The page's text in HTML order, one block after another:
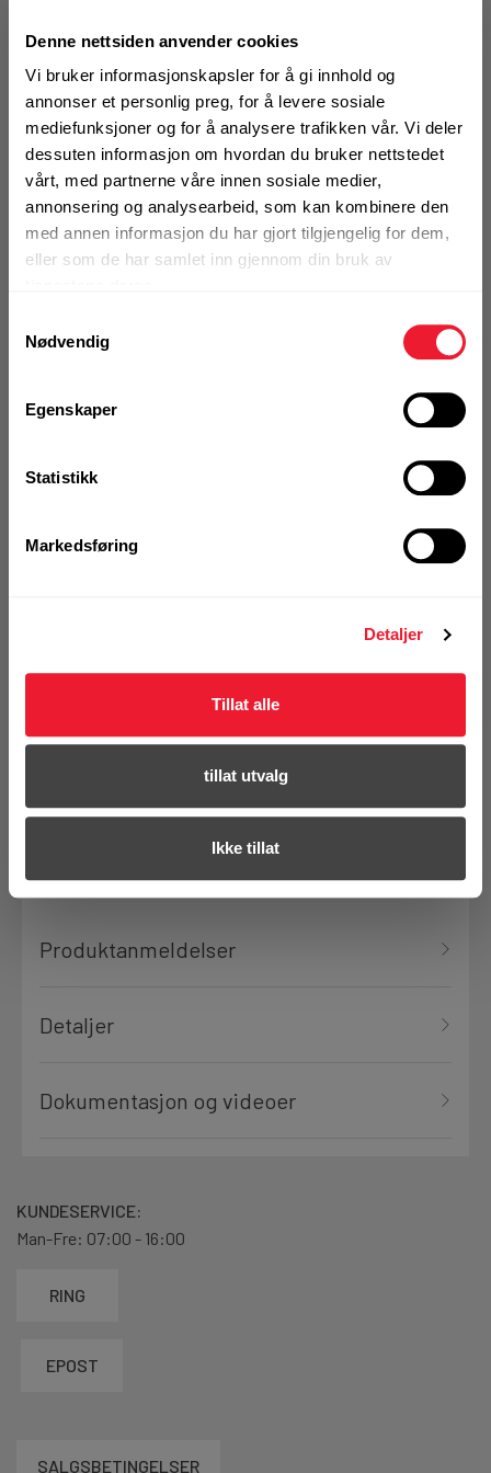
Denne nettsiden anvender cookies
Vi bruker informasjonskapsler for å gi innhold og
annonser et personlig preg, for å levere sosiale
mediefunksjoner og for å analysere trafikken vår. Vi deler
dessuten informasjon om hvordan du bruker nettstedet
vårt, med partnerne våre innen sosiale medier,
annonsering og analysearbeid, som kan kombinere den
med annen informasjon du har gjort tilgjengelig for dem,
eller som de har samlet inn gjennom din bruk av
Nødvendig
Egenskaper
Statistikk
Markedsføring
Detaljer
Tillat alle
tillat utvalg
Ikke tillat
Motek
Finn butikk
Kontakt og åpningstider
Kontakt
Fra rådgivning til sporing av ordre
Kampanjer
Siste nytt om dine favorittprodukter
UTGÅTT VARE Elforsinket ankerstang for
bruk med alle Hilti HIT kjemiske anker
0
Produktanmeldelser
Skriv en
anmeldelse
BRUKSOMRÅDER
Hilti ankerstenger, passer alle Hilti HIT kjemiske
anker
Produktivitet: Bruk av en optimal lengde og diameter
ved å gjøre det mulig å bruke samme gjengestang for
Mer info
Denne varen finnes ikke lenger i
Se erstatningsprodukt
Produktanmeldelser
Detaljer
Dokumentasjon og videoer
KUNDESERVICE:
Man-Fre: 07:00 - 16:00
RING
EPOST
SALGSBETINGELSER